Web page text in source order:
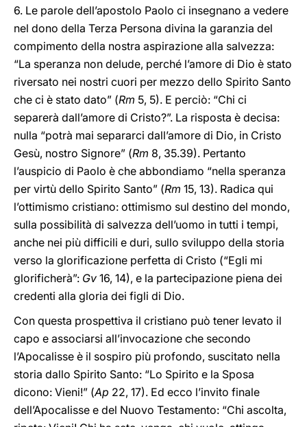
6. Le parole dell’apostolo Paolo ci insegnano a vedere
nel dono della Terza Persona divina la garanzia del
compimento della nostra aspirazione alla salvezza:
“La speranza non delude, perché l’amore di Dio è stato
riversato nei nostri cuori per mezzo dello Spirito Santo
che ci è stato dato” (Rm 5, 5). E perciò: “Chi ci
separerà dall’amore di Cristo?”. La risposta è decisa:
nulla “potrà mai separarci dall’amore di Dio, in Cristo
Gesù, nostro Signore” (Rm 8, 35.39). Pertanto
l’auspicio di Paolo è che abbondiamo “nella speranza
per virtù dello Spirito Santo” (Rm 15, 13). Radica qui
l’ottimismo cristiano: ottimismo sul destino del mondo,
sulla possibilità di salvezza dell’uomo in tutti i tempi,
anche nei più difficili e duri, sullo sviluppo della storia
verso la glorificazione perfetta di Cristo (“Egli mi
glorificherà”: Gv 16, 14), e la partecipazione piena dei
credenti alla gloria dei figli di Dio.
Con questa prospettiva il cristiano può tener levato il
capo e associarsi all’invocazione che secondo
l’Apocalisse è il sospiro più profondo, suscitato nella
storia dallo Spirito Santo: “Lo Spirito e la Sposa
dicono: Vieni!” (Ap 22, 17). Ed ecco l’invito finale
dell’Apocalisse e del Nuovo Testamento: “Chi ascolta,